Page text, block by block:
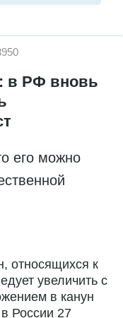
в РФ вновь
его можно
относящихся к
увеличить с
в канун
России 27